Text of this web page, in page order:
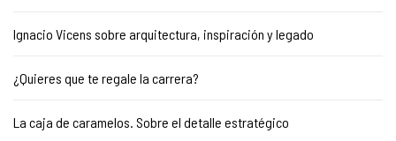
Ignacio Vicens sobre arquitectura, inspiración y legado
¿Quieres que te regale la carrera?
La caja de caramelos. Sobre el detalle estratégico